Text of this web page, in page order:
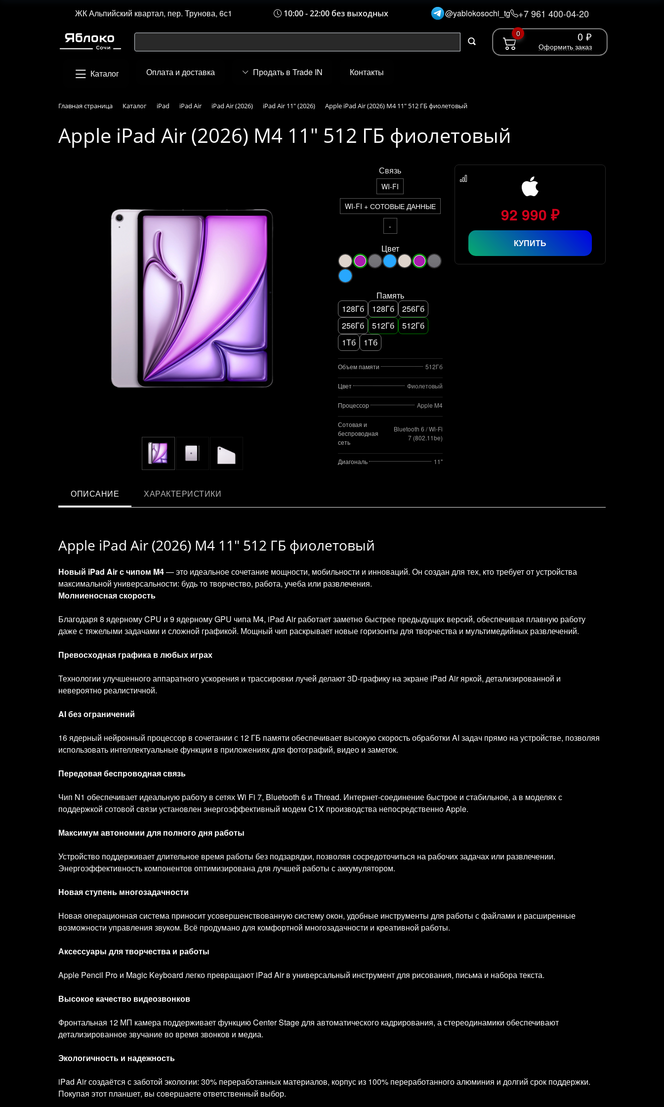
ЖК Альпийский квартал, пер. Трунова, 6с1 10:00 - 22:00 без выходных @yablokosochi_tg +7 961 400-04-20
0 0 ₽
Оформить заказ
Каталог Оплата и доставка Продать в Trade IN Контакты
Главная страница Каталог iPad iPad Air iPad Air (2026) iPad Air 11" (2026) Apple iPad Air (2026) M4 11" 512 ГБ фиолетовый
Apple iPad Air (2026) M4 11" 512 ГБ фиолетовый
Связь
WI-FI
WI-FI + СОТОВЫЕ ДАННЫЕ
-
Цвет
Память
128Гб
128Гб
256Гб
256Гб
512Гб
512Гб
1Тб
1Тб
Объем памяти 512Гб
Цвет Фиолетовый
Процессор Apple M4
Сотовая и
беспроводная
сеть
Bluetooth 6 / Wi‑Fi
7 (802.11be)
Диагональ 11"
92 990 ₽
КУПИТЬ
ОПИСАНИЕ ХАРАКТЕРИСТИКИ
Apple iPad Air (2026) M4 11" 512 ГБ фиолетовый
Новый iPad Air с чипом M4— это идеальное сочетание мощности, мобильности и инноваций. Он создан для тех, кто требует от устройства
максимальной универсальности: будь то творчество, работа, учеба или развлечения.
Молниеносная скорость
Благодаря 8 ядерному CPU и 9 ядерному GPU чипа M4, iPad Air работает заметно быстрее предыдущих версий, обеспечивая плавную работу
даже с тяжелыми задачами и сложной графикой. Мощный чип раскрывает новые горизонты для творчества и мультимедийных развлечений.
Превосходная графика в любых играх
Технологии улучшенного аппаратного ускорения и трассировки лучей делают 3D-графику на экране iPad Air яркой, детализированной и
невероятно реалистичной.
AI без ограничений
16 ядерный нейронный процессор в сочетании с 12 ГБ памяти обеспечивает высокую скорость обработки AI задач прямо на устройстве, позволяя
использовать интеллектуальные функции в приложениях для фотографий, видео и заметок.
Передовая беспроводная связь
Чип N1 обеспечивает идеальную работу в сетях Wi Fi 7, Bluetooth 6 и Thread. Интернет-соединение быстрое и стабильное, а в моделях с
поддержкой сотовой связи установлен энергоэффективный модем C1X производства непосредственно Apple.
Максимум автономии для полного дня работы
Устройство поддерживает длительное время работы без подзарядки, позволяя сосредоточиться на рабочих задачах или развлечении.
Энергоэффективность компонентов оптимизирована для лучшей работы с аккумулятором.
Новая ступень многозадачности
Новая операционная система приносит усовершенствованную систему окон, удобные инструменты для работы с файлами и расширенные
возможности управления звуком. Всё продумано для комфортной многозадачности и креативной работы.
Аксессуары для творчества и работы
Apple Pencil Pro и Magic Keyboard легко превращают iPad Air в универсальный инструмент для рисования, письма и набора текста.
Высокое качество видеозвонков
Фронтальная 12 МП камера поддерживает функцию Center Stage для автоматического кадрирования, а стереодинамики обеспечивают
детализированное звучание во время звонков и медиа.
Экологичность и надежность
iPad Air создаётся с заботой экологии: 30% переработанных материалов, корпус из 100% переработанного алюминия и долгий срок поддержки.
Покупая этот планшет, вы совершаете ответственный выбор.